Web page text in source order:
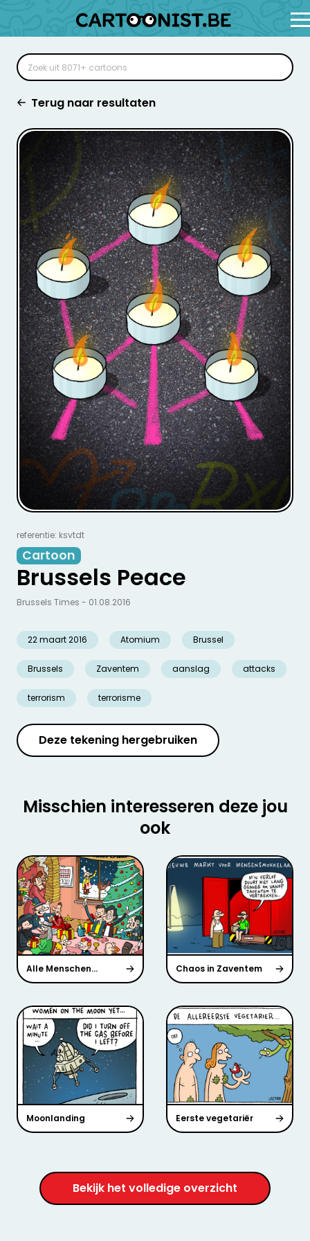
Terug naar resultaten
referentie: ksvtdt
Cartoon
Brussels Peace
22 maart 2016 Atomium Brussel
Brussels Zaventem aanslag attacks
terrorism terrorisme
Brussels Times - 01.08.2016
Deze tekening hergebruiken
Misschien interesseren deze jou
ook
Alle Menschen... Chaos in Zaventem
Moonlanding Eerste vegetariër
Bekijk het volledige overzicht